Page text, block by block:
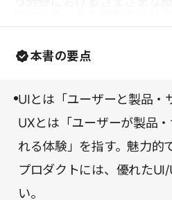
捉え、問題を解決するため
こういった概念を学ぶこと
デザインという分野を理解
して、大いに役立つ一冊であ
本書の要点
UIとは「ユーザーと製品・
UXとは「ユーザーが製品
れる体験」を指す。魅力的
プロダクトには、優れた
い。